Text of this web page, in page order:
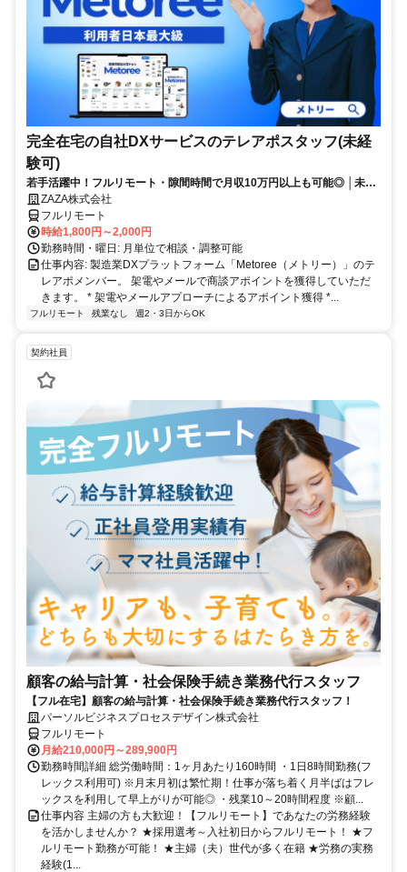
完全在宅の自社DXサービスのテレアポスタッフ(未経
験可)
若手活躍中！フルリモート・隙間時間で月収10万円以上も可能◎ │未経
験からインサイドセールスに挑戦
ZAZA株式会社
フルリモート
時給1,800円～2,000円
勤務時間・曜日: 月単位で相談・調整可能
仕事内容: 製造業DXプラットフォーム「Metoree（メトリー）」のテ
レアポメンバー。 架電やメールで商談アポイントを獲得していただ
きます。 * 架電やメールアプローチによるアポイント獲得 *...
フルリモート 残業なし 週2・3日からOK
契約社員
顧客の給与計算・社会保険手続き業務代行スタッフ
【フル在宅】顧客の給与計算・社会保険手続き業務代行スタッフ！
パーソルビジネスプロセスデザイン株式会社
フルリモート
月給210,000円～289,900円
勤務時間詳細 総労働時間：1ヶ月あたり160時間 ・1日8時間勤務(フ
レックス利用可) ※月末月初は繁忙期！仕事が落ち着く月半ばはフレ
ックスを利用して早上がりが可能◎ ・残業10～20時間程度 ※顧...
仕事内容 主婦の方も大歓迎！【フルリモート】であなたの労務経験
を活かしませんか？ ★採用選考～入社初日からフルリモート！ ★フ
ルリモート勤務が可能！ ★主婦（夫）世代が多く在籍 ★労務の実務
経験(1...